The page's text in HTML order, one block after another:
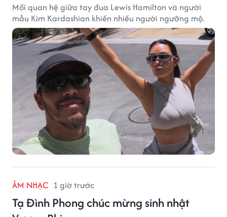
Mối quan hệ giữa tay đua Lewis Hamilton và người
mẫu Kim Kardashian khiến nhiều người ngưỡng mộ.
ÂM NHẠC 1 giờ trước
Tạ Đình Phong chúc mừng sinh nhật